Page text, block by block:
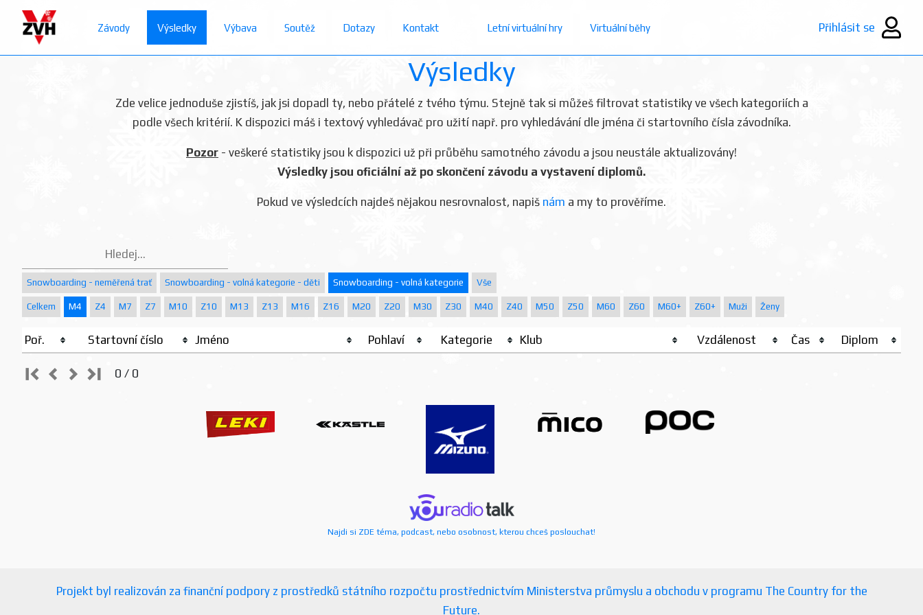
Závody Výsledky Výbava Soutěž Dotazy Kontakt Letní virtuální hry Virtuální běhy Přihlásit se
Výsledky
Zde velice jednoduše zjistíš, jak jsi dopadl ty, nebo přátelé z tvého týmu. Stejně tak si můžeš filtrovat statistiky ve všech kategoriích a
podle všech kritérií. K dispozici máš i textový vyhledávač pro užití např. pro vyhledávání dle jména či startovního čísla závodníka.
Pozor - veškeré statistiky jsou k dispozici už při průběhu samotného závodu a jsou neustále aktualizovány!
Výsledky jsou oficiální až po skončení závodu a vystavení diplomů.
Pokud ve výsledcích najdeš nějakou nesrovnalost, napiš nám a my to prověříme.
Snowboarding - neměřená trať Snowboarding - volná kategorie - děti Snowboarding - volná kategorie Vše
Celkem M4 Z4 M7 Z7 M10 Z10 M13 Z13 M16 Z16 M20 Z20 M30 Z30 M40 Z40 M50 Z50 M60 Z60 M60+ Z60+ Muži Ženy
Poř. Startovní číslo Jméno Pohlaví Kategorie Klub Vzdálenost Čas Diplom
0 / 0
Najdi si ZDE téma, podcast, nebo osobnost, kterou chceš poslouchat!
Projekt byl realizován za finanční podpory z prostředků státního rozpočtu prostřednictvím Ministerstva průmyslu a obchodu v programu The Country for the
Future.